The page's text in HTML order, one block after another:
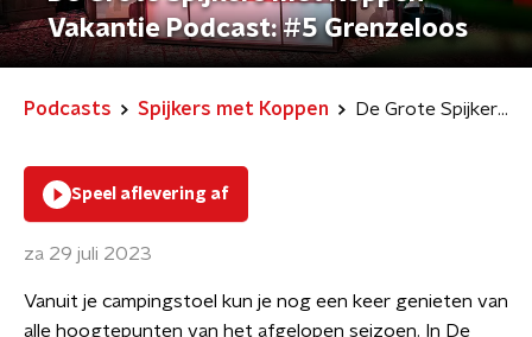
Vakantie Podcast: #5 Grenzeloos
Podcasts Spijkers met Koppen De Grote Spijkers met Koppen Vakantie Podcast: #5 Grenzeloos
Speel aflevering af
za 29 juli 2023
Vanuit je campingstoel kun je nog een keer genieten van
alle hoogtepunten van het afgelopen seizoen. In De